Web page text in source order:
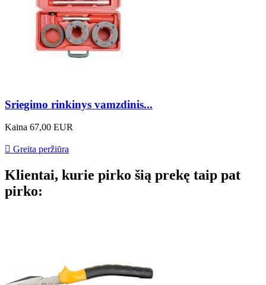
Sriegimo rinkinys vamzdinis...
Kaina 67,00 EUR
 Greita peržiūra
Klientai, kurie pirko šią prekę taip pat
pirko: